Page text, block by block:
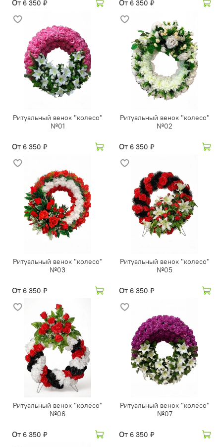
От 6 350 ₽ От 6 350 ₽
Ритуальный венок "колесо"
№01
От 6 350 ₽
Ритуальный венок "колесо"
№02
От 6 350 ₽
Ритуальный венок "колесо"
№03
От 6 350 ₽
Ритуальный венок "колесо"
№05
От 6 350 ₽
Ритуальный венок "колесо"
№06
От 6 350 ₽
Ритуальный венок "колесо"
№07
От 6 350 ₽